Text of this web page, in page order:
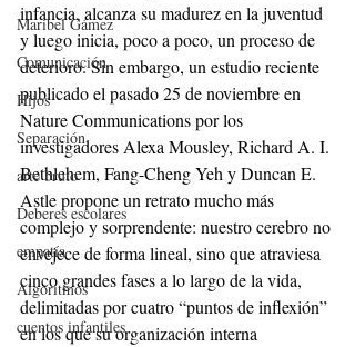
Maribel Gámez
Comunicación
Hijos
Separación
arte bruto
Deberes escolares
empatía
Algoritmos
cuentos infantiles
infancia, alcanza su madurez en la juventud
y luego inicia, poco a poco, un proceso de
deterioro. Sin embargo, un estudio reciente
publicado el pasado 25 de noviembre en
Nature Communications por los
investigadores Alexa Mousley, Richard A. I.
Bethlehem, Fang-Cheng Yeh y Duncan E.
Astle propone un retrato mucho más
complejo y sorprendente: nuestro cerebro no
envejece de forma lineal, sino que atraviesa
cinco grandes fases a lo largo de la vida,
delimitadas por cuatro “puntos de inflexión”
en los que su organización interna